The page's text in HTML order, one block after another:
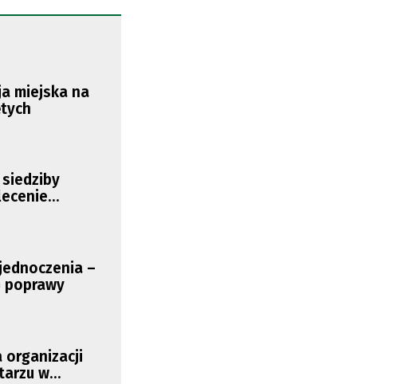
miejska na
siedziby
–
poprawy
organizacji
w